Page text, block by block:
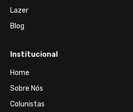
Lazer
Blog
Institucional
Home
Sobre Nós
Colunistas